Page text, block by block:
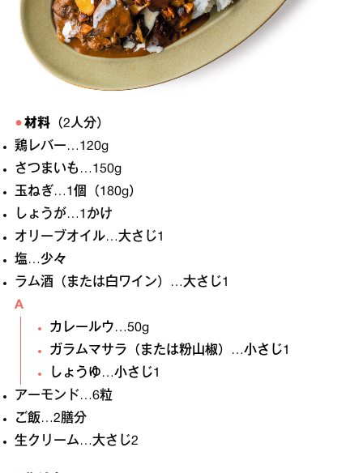
材料 （2人分）
鶏レバー…120g
さつまいも…150g
玉ねぎ…1個（180g）
しょうが…1かけ
オリーブオイル…大さじ1
塩…少々
ラム酒（または白ワイン）…大さじ1
A
カレールウ…50g
ガラムマサラ（または粉山椒）…小さじ1
しょうゆ…小さじ1
アーモンド…6粒
ご飯…2膳分
生クリーム…大さじ2